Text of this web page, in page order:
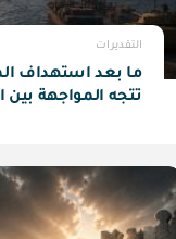
التقديرات
ما بعد استهداف
تتجه المواجهة بين